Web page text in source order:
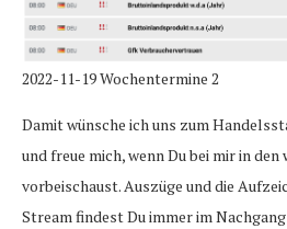
2022-11-19 Wochentermine 2
Damit wünsche ich uns zum
und freue mich, wenn Du bei mir in
vorbeischaust. Auszüge und die
Stream findest Du immer im Nachgang